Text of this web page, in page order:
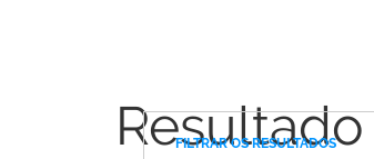
FILTRAR OS RESULTADOS